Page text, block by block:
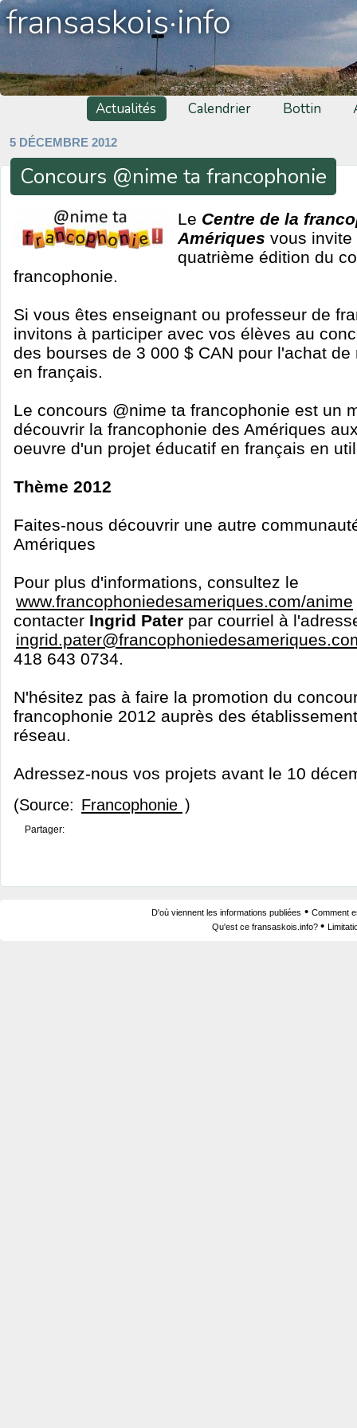
fransaskois·info
Actualités Calendrier Bottin
5 DÉCEMBRE 2012
Concours @nime ta francophonie
Le Centre de la
Amériques vous invite
quatrième édition du
francophonie.
Si vous êtes enseignant ou professeur de
invitons à participer avec vos élèves au
des bourses de 3 000 $ CAN pour l'achat
en français.
Le concours @nime ta francophonie est un
découvrir la francophonie des Amériques
oeuvre d'un projet éducatif en français en
Thème 2012
Faites-nous découvrir une autre
Amériques
Pour plus d'informations, consultez le
www.francophoniedesameriques.com/anime
contacter Ingrid Pater par courriel à
418 643 0734.
N'hésitez pas à faire la promotion du
francophonie 2012 auprès des
réseau.
Adressez-nous vos projets avant le 10
(Source: Francophonie )
Partager:
D'où viennent les informations publiées • Comment
Qu'est ce fransaskois.info? •